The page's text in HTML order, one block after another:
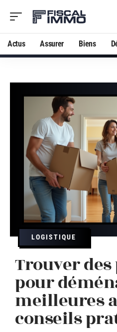
Actus Assurer Biens
LOGISTIQUE
Trouver
pour
meilleures
conseils